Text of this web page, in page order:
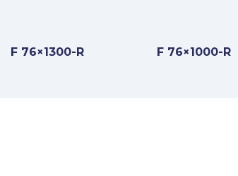
F 76×1300-R F 76×1000-R